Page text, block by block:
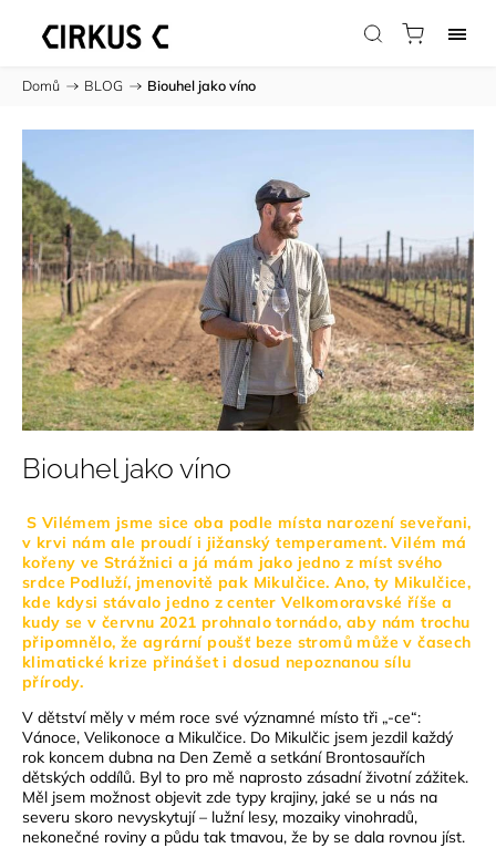
Domů / BLOG / Biouhel jako víno
Biouhel jako víno
S Vilémem jsme sice oba podle místa narození seveřani,
v krvi nám ale proudí i jižanský temperament. Vilém má
kořeny ve Strážnici a já mám jako jedno z míst svého
srdce Podluží, jmenovitě pak Mikulčice. Ano, ty Mikulčice,
kde kdysi stávalo jedno z center Velkomoravské říše a
kudy se v červnu 2021 prohnalo tornádo, aby nám trochu
připomnělo, že agrární poušť beze stromů může v časech
klimatické krize přinášet i dosud nepoznanou sílu
přírody.
V dětství měly v mém roce své významné místo tři „-ce“:
Vánoce, Velikonoce a Mikulčice. Do Mikulčic jsem jezdil každý
rok koncem dubna na Den Země a setkání Brontosauřích
dětských oddílů. Byl to pro mě naprosto zásadní životní zážitek.
Měl jsem možnost objevit zde typy krajiny, jaké se u nás na
severu skoro nevyskytují – lužní lesy, mozaiky vinohradů,
nekonečné roviny a půdu tak tmavou, že by se dala rovnou jíst.